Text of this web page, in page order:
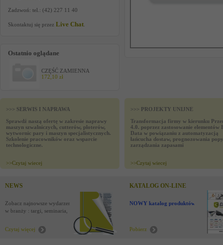
Zadzwoń: tel.: (42) 227 11 40
Skontaktuj się przez Live Chat
Ostatnio oglądane
CZĘŚĆ ZAMIENNA
172,10 zł
>>> SERWIS I NAPRAWA
Sprawdź naszą ofertę w zakresie naprawy
maszyn szwalniczych, cutterów, ploterów,
wytwornic pary i maszyn specjalistycznych.
Szkolenie pracowników oraz wsparcie
technologiczne.
>>Czytaj wiecej
>>> PROJEKTY UNIJNE
Transformacja firmy w kierunku
4.0. poprzez zastosowanie elementów
Data w powiązaniu z automatyzacją
łańcucha dostaw, prognozowania
zarządzania zapasami
>>Czytaj wiecej
NEWS
Zobacz najnowsze wydarzenia
w branży : targi, seminaria,
Czytaj więcej
KATALOG ON-LINE
NOWY katalog produktów !
Pobierz